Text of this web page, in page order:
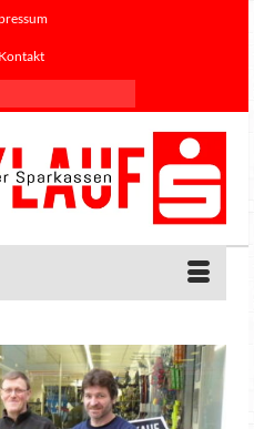
Kontakt